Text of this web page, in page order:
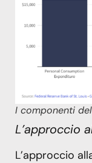
I componenti
L’approccio
L’approccio